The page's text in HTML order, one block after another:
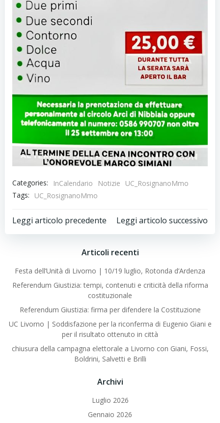
Categories: InCalendario Notizie
UC_RosignanoMmo
Tags:
UC_RosignanoMmo
Post
navigation
Leggi articolo precedente
Post
navigation
Leggi articolo successivo
Articoli recenti
Festa dell’Unità di Livorno | 10/19 luglio, Rotonda d’Ardenza
Referendum Giustizia: tempi, contenuti e criticità della riforma
costituzionale
Referendum Giustizia: firma per difendere la Costituzione
UC Livorno | Soddisfazione per la riconferma di Eugenio Giani e
per il risultato ottenuto in città
chiusura della campagna elettorale a Livorno con Giani, Fossi,
Boldrini, Salvetti e Brilli
Archivi
Luglio 2026
Gennaio 2026